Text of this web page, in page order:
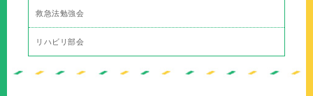
救急法勉強会
リハビリ部会